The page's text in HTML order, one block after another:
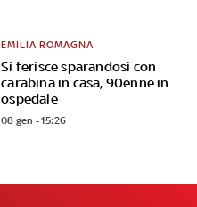
Si ferisce sparandosi con
carabina in casa, 90enne in
ospedale
EMILIA ROMAGNA
08 gen - 15:26